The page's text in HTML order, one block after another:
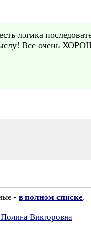
логика
Все очень
- в полном списке.
Викторовна